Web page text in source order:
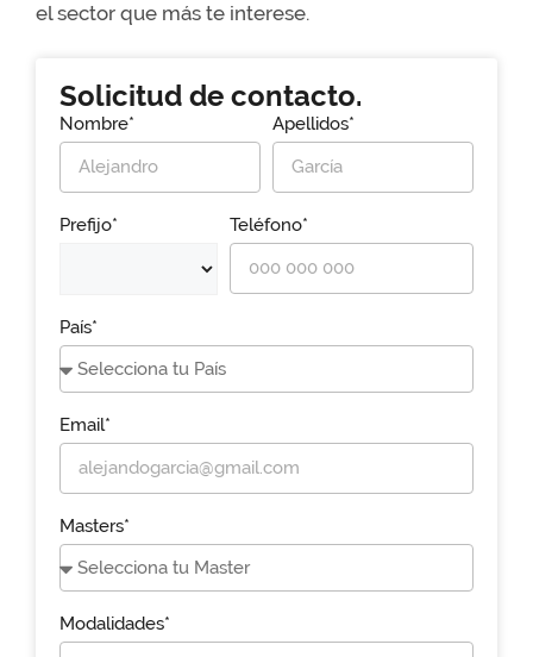
el sector que más te interese.
Solicitud de contacto.
Nombre* Apellidos*
Prefijo* Teléfono*
País*
Email*
Masters*
Modalidades*